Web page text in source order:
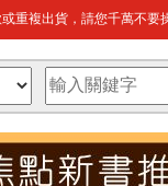
重複出貨，請您千萬不要